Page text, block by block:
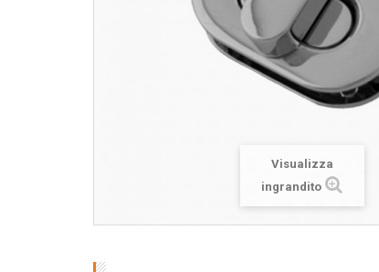
Visualizza
ingrandito